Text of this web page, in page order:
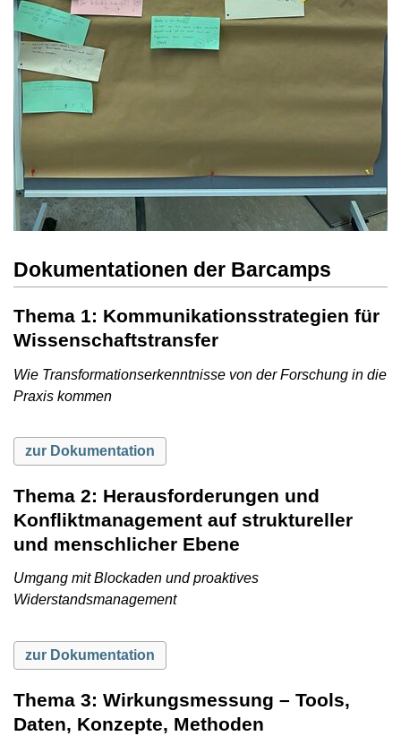
Dokumentationen der Barcamps
Thema 1: Kommunikationsstrategien für
Wissenschaftstransfer
Wie Transformationserkenntnisse von der Forschung in die
Praxis kommen
zur Dokumentation
Thema 2: Herausforderungen und
Konfliktmanagement auf struktureller
und menschlicher Ebene
Umgang mit Blockaden und proaktives
Widerstandsmanagement
zur Dokumentation
Thema 3: Wirkungsmessung – Tools,
Daten, Konzepte, Methoden